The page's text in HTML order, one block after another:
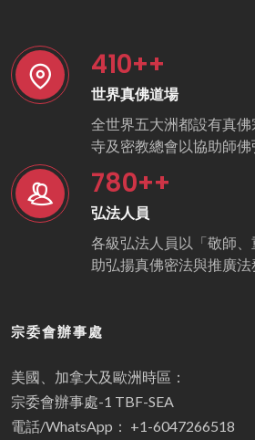
410++
世界真佛道場
全世界五大洲都設有真
寺及密教總會以協助師佛
780++
弘法人員
各級弘法人員以「敬師
助弘揚真佛密法與推廣法
宗委會辦事處
美國、加拿大及歐洲時區：
宗委會辦事處-1 TBF-SEA
電話/WhatsApp： +1-6047266518